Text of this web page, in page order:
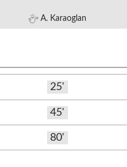
A. Karaoglan
25'
45'
80'